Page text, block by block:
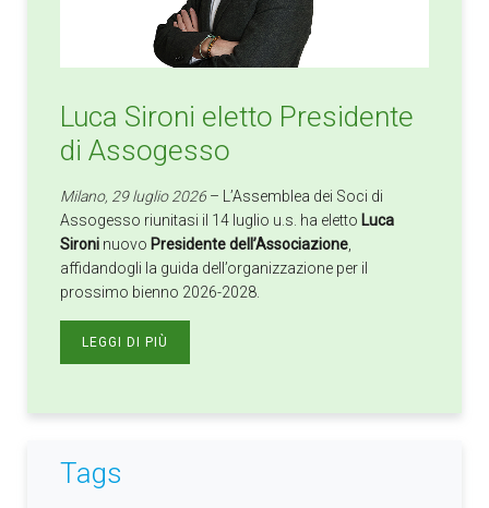
Luca Sironi eletto Presidente
di Assogesso
Milano, 29 luglio 2026– L’Assemblea dei Soci di
Assogesso riunitasi il 14 luglio u.s. ha eletto Luca
Sironi nuovo Presidente dell’Associazione
affidandogli la guida dell’organizzazione per il
prossimo bienno 2026-2028.
LEGGI DI PIÙ
Tags